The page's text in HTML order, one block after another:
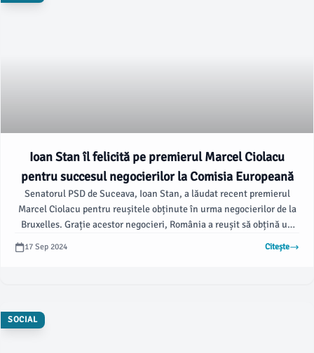
Ioan Stan îl felicită pe premierul Marcel Ciolacu
pentru succesul negocierilor la Comisia Europeană
Senatorul PSD de Suceava, Ioan Stan, a lăudat recent premierul
Marcel Ciolacu pentru reușitele obținute în urma negocierilor de la
Bruxelles. Grație acestor negocieri, România a reușit să obțină un
Mânzatu va ocupa funcția de președinte al Comisiei pentru Oameni,
17 Sep 2024 Citește
SOCIAL